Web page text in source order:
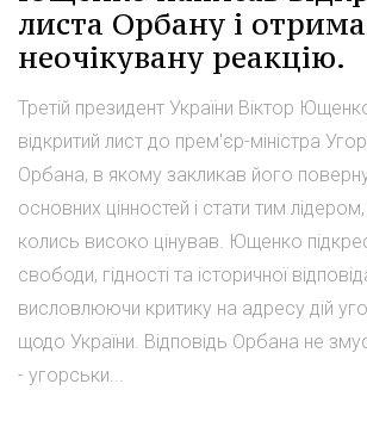
листа Орбану і
неочікувану реакцію.
Третій президент України Віктор
відкритий лист до прем'єр-міністра
Орбана, в якому закликав його
основних цінностей і стати тим
колись високо цінував. Ющенко
свободи, гідності та історичної
висловлюючи критику на адресу дій
щодо України. Відповідь Орбана не
- угорськи...